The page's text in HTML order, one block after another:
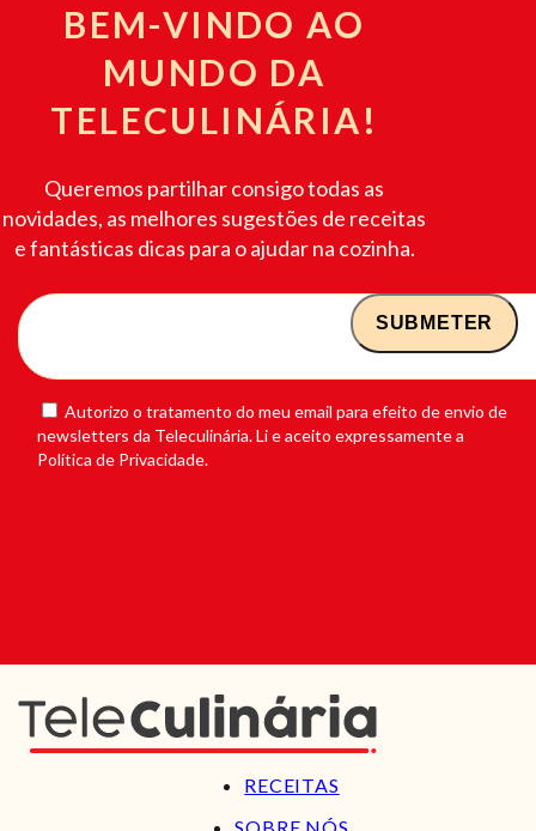
BEM-VINDO AO
MUNDO DA
TELECULINÁRIA!
Queremos partilhar consigo todas as
novidades, as melhores sugestões de receitas
e fantásticas dicas para o ajudar na cozinha.
Autorizo o tratamento do meu email para efeito de envio de
newsletters da Teleculinária. Li e aceito expressamente a
Política de Privacidade.
RECEITAS